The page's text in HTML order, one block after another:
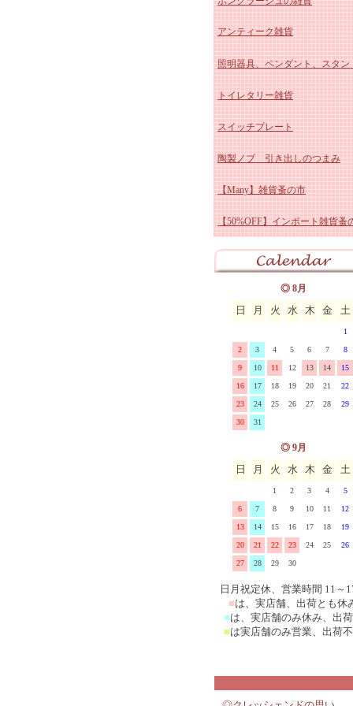
カフェカーテン
ヴィクトリアシリーズ
ローズ柄カットクロス
マニー ローズ ガラス他
マニー エトフモチーフ
ズ
マニー レールデュロココ
マニー レールデュロココ
ロー
マニー レールデュロコ
ラス
マニー ステンシルロー
器
マニー ブルーローズ シリ
マニー ノンブルシリーズ
マニー プチメゾン陶器
マニー バンドゥメール
マニー プティ タンジュ
マニー クリスマス陶器
マニー ペイザージュ・アン
マニー ブルーミングガーデン
マニーレコルトシリーズ
マニー プロヴァンス
マニー チェリーシリーズ
マニー デイジー陶磁器&ガ
ス
マニー クリサンテーム
マニーポショアール・ド・
マニー ヴィオレ 陶器、
グランシュマン カーデニ
雑貨
マニー グランシュマン
リーズ
グランシュマン バスケッ
グランシュマン スタンド
明器具
グランシュマン キッチン
グランシュマン ダンテル
ブルウェア
マニー GC ミュゲ・すずら
器
マニー グランシュマン
マニー GC ブロカントラベル
マニーGC ウッドクラフトア
マル
コントワール・デュ・ファ
ユ
Fabrica ファブリカ
ー
イマン しおりシリーズ
イマンももかシリーズ
イマン ビビアン 陶器、
ロー
イマン スミレ 陶器、ホ
ー
イマン エマ 陶器、ホー
イマン プリンセスローズ
イマン ダイアナローズ
器、ホーロー
イマン イザベラ 陶器
イマン クラリス 陶器、ホ
ロー
イマン ローズバスケット
器、ホーロー
イマン ローレライ ガラス
イマンその他の雑貨
アンティーク雑貨
アンティーク スージーク
ー
アンティーク ブルー&ホ
ト
アンティーク ホーロー雑
アンティーク 陶器雑貨
アンティーク その他
照明器具、ペンダント、スタン
トイレタリー雑貨
スイッチプレート
陶製ノブ 引き出しのつまみ
【Many】雑貨蚤の市
【50%OFF】インポート雑貨蚤
◎ 8月
日 月 火 水 木 金 土
1
2 3 4 5 6 7 8
9 10 11 12 13 14 15
16 17 18 19 20 21 22
23 24 25 26 27 28 29
30 31
◎ 9月
日 月 火 水 木 金 土
1 2 3 4 5
6 7 8 9 10 11 12
13 14 15 16 17 18 19
20 21 22 23 24 25 26
27 28 29 30
日月祝定休、営業時間 11～
■は、実店舗、出荷とも休
■は、実店舗のみ休み、出
■は実店舗のみ営業、出荷